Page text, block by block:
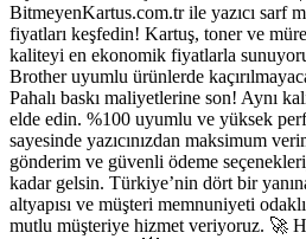
BitmeyenKartus.com.tr ile yazıcı sarf
fiyatları keşfedin! Kartuş, toner ve
kaliteyi en ekonomik fiyatlarla
Brother uyumlu ürünlerde
Pahalı baskı maliyetlerine son! Aynı
elde edin. %100 uyumlu ve yüksek
sayesinde yazıcınızdan maksimum
gönderim ve güvenli ödeme
kadar gelsin. Türkiye’nin dört bir
altyapısı ve müşteri memnuniyeti
mutlu müşteriye hizmet veriyoruz. 🚀